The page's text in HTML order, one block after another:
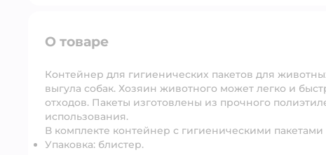
О товаре
Контейнер для гигиенических пакетов для
выгула собак. Хозяин животного может легко и
отходов. Пакеты изготовлены из прочного
использования.
В комплекте контейнер с гигиеническими пакетами
Упаковка: блистер.